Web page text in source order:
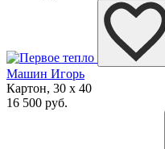
Машин Игорь
Картон, 30 x 40
16 500 руб.